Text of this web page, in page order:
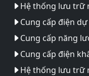
Hệ thống lưu trữ
Cung cấp điện
Cung cấp năng
Cung cấp điện
Hệ thống lưu trữ